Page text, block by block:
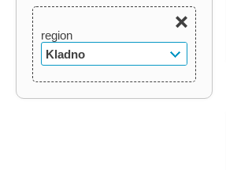
region
Kladno